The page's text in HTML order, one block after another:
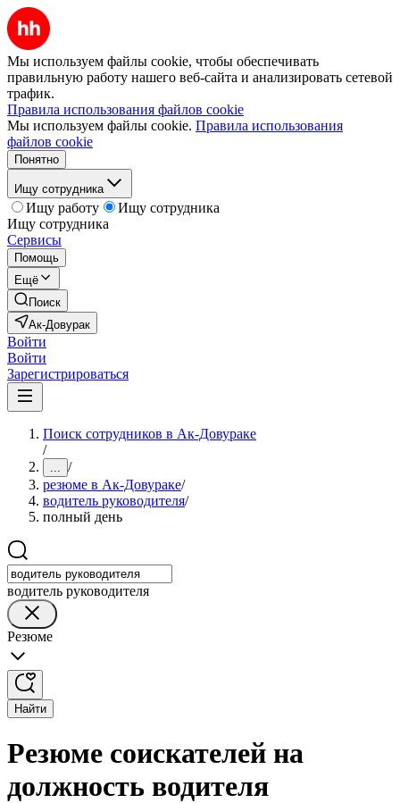
Мы используем файлы cookie, чтобы обеспечивать
правильную работу нашего веб-сайта и анализировать сетевой
трафик.
Правила использования файлов cookie
Мы используем файлы cookie. Правила использования
файлов cookie
Понятно
Ищу сотрудника
Ищу работу
Ищу сотрудника
Ищу сотрудника
Сервисы
Помощь
Ещё
Поиск
Ак-Довурак
Войти
Войти
Зарегистрироваться
Поиск сотрудников в Ак-Довураке
/
... /
резюме в Ак-Довураке/
водитель руководителя/
полный день
водитель руководителя
Резюме
Найти
Резюме соискателей на
должность водителя